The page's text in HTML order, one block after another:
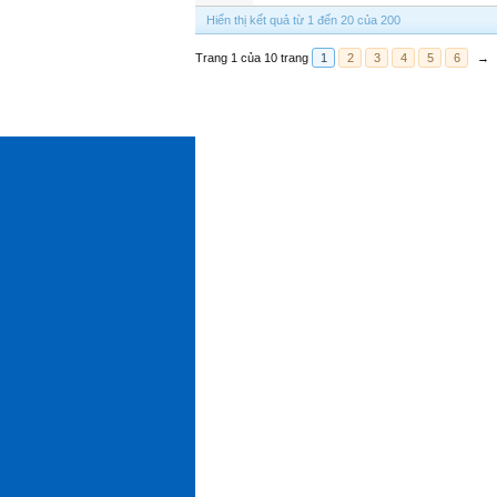
Hiển thị kết quả từ 1 đến 20 của 200
Trang 1 của 10 trang 1 2 3 4 5 6 →